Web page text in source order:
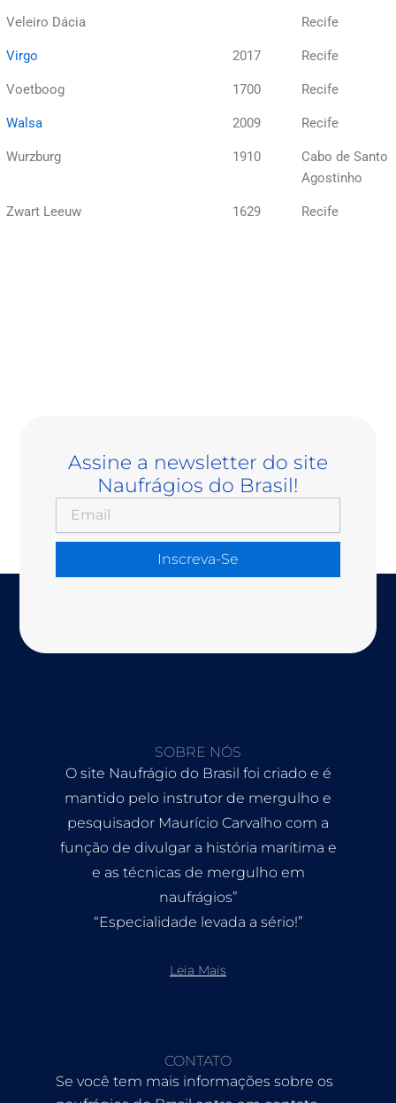
Veleiro Dácia Recife
Virgo 2017 Recife
Voetboog 1700 Recife
Walsa 2009 Recife
Wurzburg 1910
Cabo de Santo
Agostinho
Zwart Leeuw 1629 Recife
Assine a newsletter do site
Naufrágios do Brasil!
Inscreva-Se
SOBRE NÓS
O site Naufrágio do Brasil foi criado e é
mantido pelo instrutor de mergulho e
pesquisador Maurício Carvalho com a
função de divulgar a história marítima e
e as técnicas de mergulho em
naufrágios”
“Especialidade levada a sério!”
Leia Mais
CONTATO
Se você tem mais informações sobre os